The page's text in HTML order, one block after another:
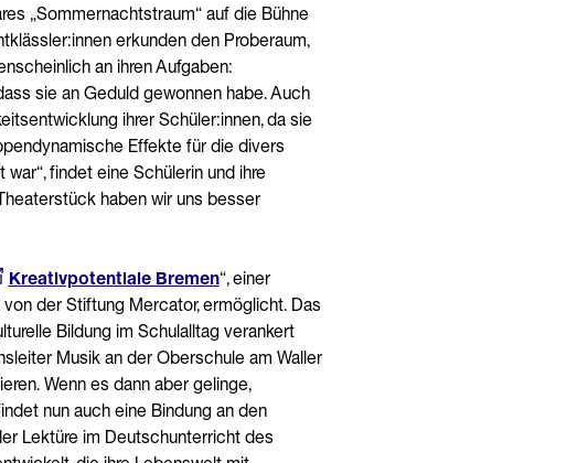
„Sommernachtstraum“ auf die Bühne
erkunden den Proberaum,
an ihren Aufgaben:
sie an Geduld gewonnen habe. Auch
ihrer Schüler:innen, da sie
Effekte für die divers
findet eine Schülerin und ihre
haben wir uns besser
Kreativpotentiale Bremen“, einer
der Stiftung Mercator, ermöglicht. Das
Bildung im Schulalltag verankert
Musik an der Oberschule am Waller
Wenn es dann aber gelinge,
nun auch eine Bindung an den
Lektüre im Deutschunterricht des